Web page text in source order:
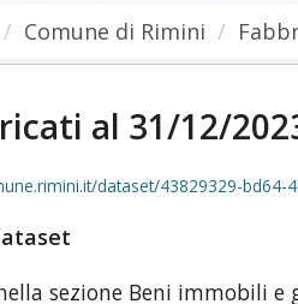
Comune di Rimini
al 31/12/
dataset/43829329-
sezione Beni immobili